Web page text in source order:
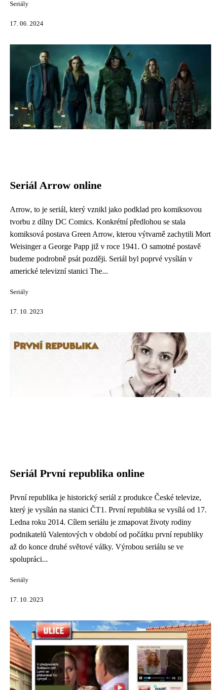
Seriály
17. 06. 2024
Seriál Arrow online
Arrow, to je seriál, který vznikl jako podklad pro komiksovou
tvorbu z dílny DC Comics. Konkrétní předlohou se stala
komiksová postava Green Arrow, kterou výtvarně zachytili Mort
Weisinger a George Papp již v roce 1941. O samotné postavě
budeme podrobně psát později. Seriál byl poprvé vysílán v
americké televizní stanici The...
Seriály
17. 10. 2023
Seriál První republika online
První republika je historický seriál z produkce České televize,
který je vysílán na stanici ČT1. První republika se vysílá od 17.
Ledna roku 2014. Cílem seriálu je zmapovat životy rodiny
podnikatelů Valentových v období od počátku první republiky
až do konce druhé světové války. Výrobou seriálu se ve
spolupráci...
Seriály
17. 10. 2023